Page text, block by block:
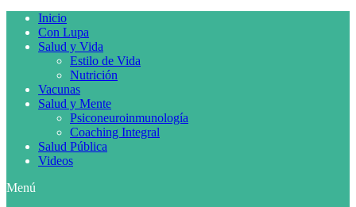
Inicio
Con Lupa
Salud y Vida
Estilo de Vida
Nutrición
Vacunas
Salud y Mente
Psiconeuroinmunología
Coaching Integral
Salud Pública
Videos
Menú